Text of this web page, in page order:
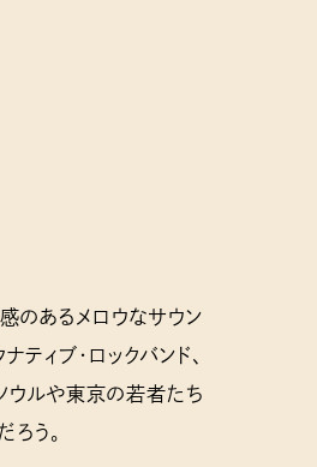
のあるメロウなサウン
ィブ・ロックバンド、
ウルや東京の若者たち
う。